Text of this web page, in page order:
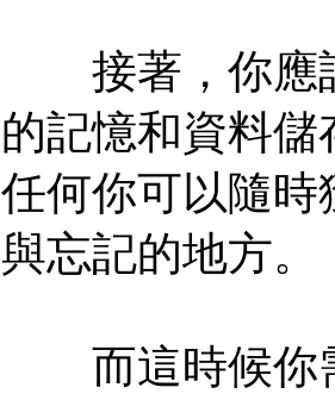
接著，你應該
的記憶和資料
任何你可以隨
與忘記的地方。
而這時候你需